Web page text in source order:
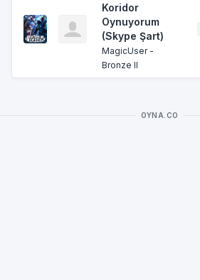
Koridor
Oynuyorum
(Skype Şart)
MagicUser -
Bronze II
OYNA.CO